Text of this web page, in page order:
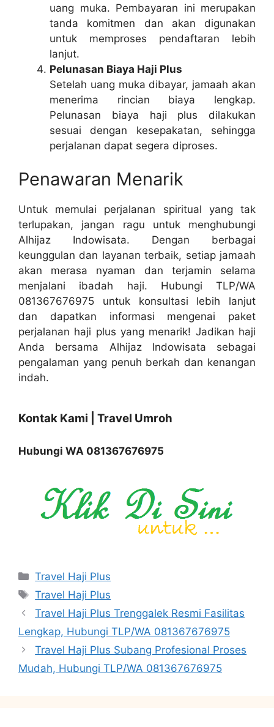
uang muka. Pembayaran ini merupakan
tanda komitmen dan akan digunakan
untuk memproses pendaftaran lebih
lanjut.
Pelunasan Biaya Haji Plus
Setelah uang muka dibayar, jamaah akan
menerima rincian biaya lengkap.
Pelunasan biaya haji plus dilakukan
sesuai dengan kesepakatan, sehingga
perjalanan dapat segera diproses.
Penawaran Menarik
Untuk memulai perjalanan spiritual yang tak
terlupakan, jangan ragu untuk menghubungi
Alhijaz Indowisata. Dengan berbagai
keunggulan dan layanan terbaik, setiap jamaah
akan merasa nyaman dan terjamin selama
menjalani ibadah haji. Hubungi TLP/WA
081367676975 untuk konsultasi lebih lanjut
dan dapatkan informasi mengenai paket
perjalanan haji plus yang menarik! Jadikan haji
Anda bersama Alhijaz Indowisata sebagai
pengalaman yang penuh berkah dan kenangan
indah.
Kontak Kami | Travel Umroh
Hubungi WA 081367676975
Categories
Travel Haji Plus
Tags
Travel Haji Plus
Travel Haji Plus Trenggalek Resmi Fasilitas
Lengkap, Hubungi TLP/WA 081367676975
Travel Haji Plus Subang Profesional Proses
Mudah, Hubungi TLP/WA 081367676975